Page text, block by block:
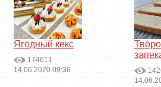
Ягодный кекс
174611
14.06.2020 09:36